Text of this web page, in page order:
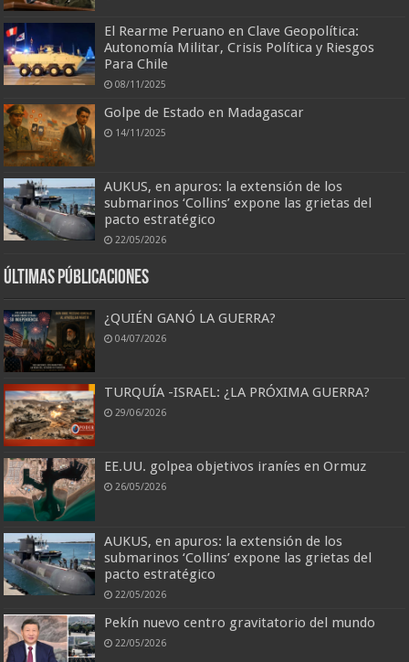
El Rearme Peruano en Clave Geopolítica:
Autonomía Militar, Crisis Política y Riesgos
Para Chile
08/11/2025
Golpe de Estado en Madagascar
14/11/2025
AUKUS, en apuros: la extensión de los
submarinos ‘Collins’ expone las grietas del
pacto estratégico
22/05/2026
Últimas Públicaciones
¿QUIÉN GANÓ LA GUERRA?
04/07/2026
TURQUÍA -ISRAEL: ¿LA PRÓXIMA GUERRA?
29/06/2026
EE.UU. golpea objetivos iraníes en Ormuz
26/05/2026
AUKUS, en apuros: la extensión de los
submarinos ‘Collins’ expone las grietas del
pacto estratégico
22/05/2026
Pekín nuevo centro gravitatorio del mundo
22/05/2026